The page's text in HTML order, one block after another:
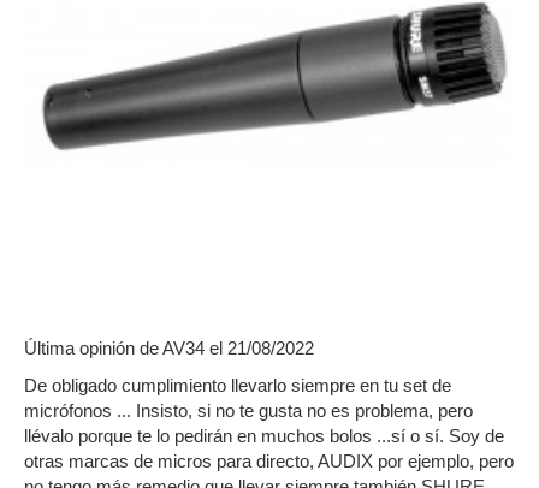
Última opinión deAV34 el 21/08/2022
De obligado cumplimiento llevarlo siempre en tu set de
micrófonos ... Insisto, si no te gusta no es problema, pero
llévalo porque te lo pedirán en muchos bolos ...sí o sí. Soy de
otras marcas de micros para directo, AUDIX por ejemplo, pero